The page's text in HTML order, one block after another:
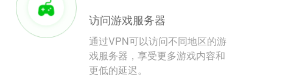
访问游戏服务器
通过VPN可以访问不同地区的游
戏服务器，享受更多游戏内容和
更低的延迟。